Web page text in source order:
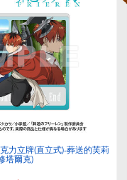
力立牌(直立式)-葬送的芙莉
塔爾克)